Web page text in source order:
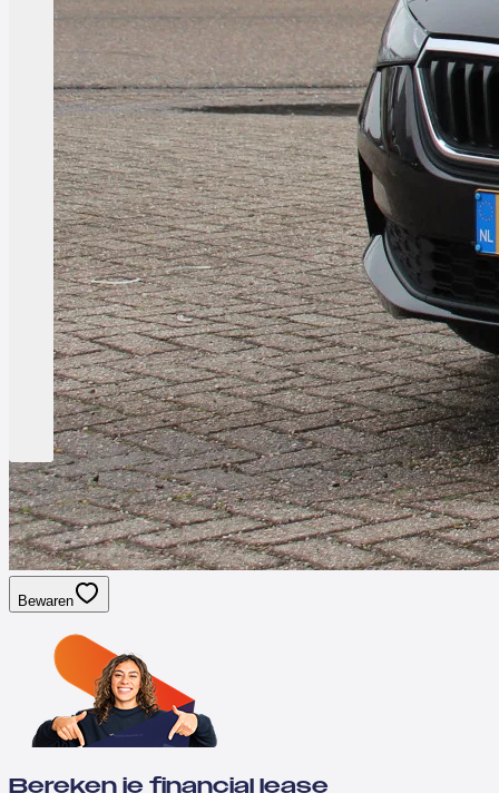
Bewaren
Bereken je financial lease